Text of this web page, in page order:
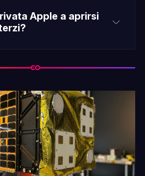
Apple a aprirsi
Leggi tutto